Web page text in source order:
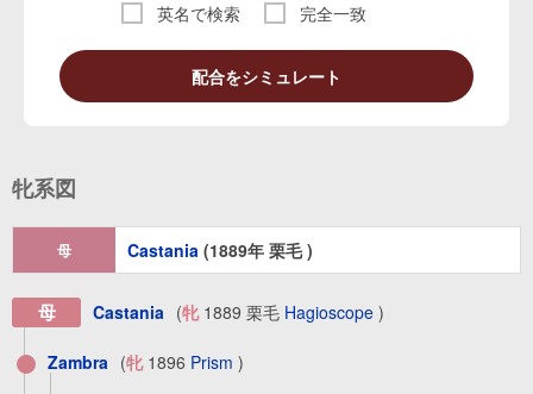
英名で検索 完全一致
配合をシミュレート
牝系図
母 Castania (1889年 栗毛 )
母 Castania (牝1889 栗毛 Hagioscope )
Zambra (牝1896 Prism )